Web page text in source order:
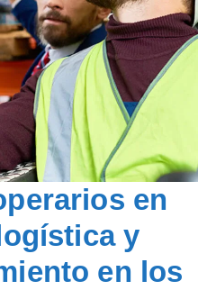
en
y
en los